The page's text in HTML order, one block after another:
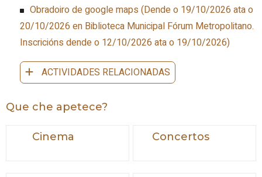
Obradoiro de google maps (Dende o 19/10/2026 ata o
20/10/2026 en Biblioteca Municipal Fórum Metropolitano.
Inscricións dende o 12/10/2026 ata o 19/10/2026)
ACTIVIDADES RELACIONADAS
Que che apetece?
Cinema Concertos